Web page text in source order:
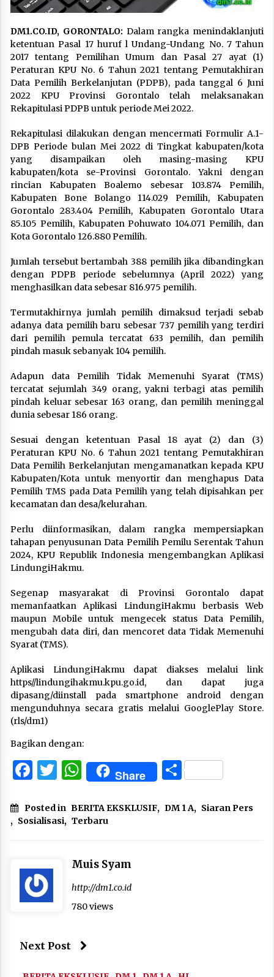
DM1.CO.ID, GORONTALO: Dalam rangka menindaklanjuti
ketentuan Pasal 17 huruf l Undang-Undang No. 7 Tahun
2017 tentang Pemilihan Umum dan Pasal 27 ayat (1)
Peraturan KPU No. 6 Tahun 2021 tentang Pemutakhiran
Data Pemilih Berkelanjutan (PDPB), pada tanggal 6 Juni
2022 KPU Provinsi Gorontalo telah melaksanakan
Rekapitulasi PDPB untuk periode Mei 2022.
Rekapitulasi dilakukan dengan mencermati Formulir A.1-
DPB Periode bulan Mei 2022 di Tingkat kabupaten/kota
yang disampaikan oleh masing-masing KPU
kabupaten/kota se-Provinsi Gorontalo. Yakni dengan
rincian Kabupaten Boalemo sebesar 103.874 Pemilih,
Kabupaten Bone Bolango 114.029 Pemilih, Kabupaten
Gorontalo 283.404 Pemilih, Kabupaten Gorontalo Utara
85.105 Pemilih, Kabupaten Pohuwato 104.071 Pemilih, dan
Kota Gorontalo 126.880 Pemilih.
Jumlah tersebut bertambah 388 pemilih jika dibandingkan
dengan PDPB periode sebelumnya (April 2022) yang
menghasilkan data sebesar 816.975 pemilih.
Termutakhirnya jumlah pemilih dimaksud terjadi sebab
adanya data pemilih baru sebesar 737 pemilih yang terdiri
dari pemilih pemula tercatat 633 pemilih, dan pemilih
pindah masuk sebanyak 104 pemilih.
Adapun data Pemilih Tidak Memenuhi Syarat (TMS)
tercatat sejumlah 349 orang, yakni terbagi atas pemilih
pindah keluar sebesar 163 orang, dan pemilih meninggal
dunia sebesar 186 orang.
Sesuai dengan ketentuan Pasal 18 ayat (2) dan (3)
Peraturan KPU No. 6 Tahun 2021 tentang Pemutakhiran
Data Pemilih Berkelanjutan mengamanatkan kepada KPU
Kabupaten/Kota untuk menyortir dan menghapus Data
Pemilih TMS pada Data Pemilih yang telah dipisahkan per
kecamatan dan desa/kelurahan.
Perlu diinformasikan, dalam rangka mempersiapkan
tahapan penyusunan Data Pemilih Pemilu Serentak Tahun
2024, KPU Republik Indonesia mengembangkan Aplikasi
LindungiHakmu.
Segenap masyarakat di Provinsi Gorontalo dapat
memanfaatkan Aplikasi LindungiHakmu berbasis Web
maupun Mobile untuk mengecek status Data Pemilih,
mengubah data diri, dan mencoret data Tidak Memenuhi
Syarat (TMS).
Aplikasi LindungiHakmu dapat diakses melalui link
https//lindungihakmu.kpu.go.id, dan dapat juga
dipasang/diinstall pada smartphone android dengan
mengunduhnya secara gratis melalui GooglePlay Store.
(rls/dm1)
Bagikan dengan:
Facebook
Twitter
WhatsApp
Share Share
Posted in BERITA EKSKLUSIF, DM 1 A, Siaran Pers
, Sosialisasi, Terbaru
Muis Syam
http://dm1.co.id
780 views
Next Post